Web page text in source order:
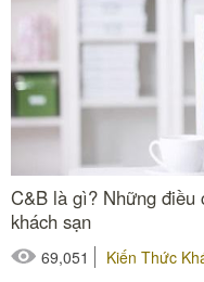
C&B là gì? Những điều
khách sạn
69,051
Kiến Thức